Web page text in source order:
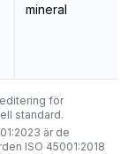
mineral
för
standard.
är de
ISO 45001:2018